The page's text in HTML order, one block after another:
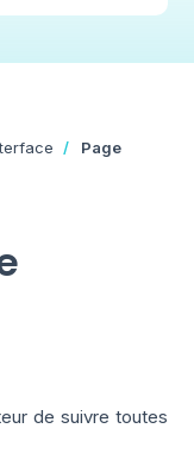
Page
de suivre toutes